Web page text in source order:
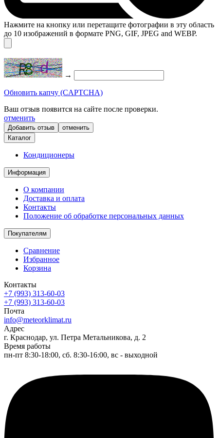
Нажмите на кнопку или перетащите фотографии в эту область
до 10 изображений в формате PNG, GIF, JPEG and WEBP.
→
Обновить капчу (CAPTCHA)
Ваш отзыв появится на сайте после проверки.
отменить
отменить
Каталог
Кондиционеры
Информация
О компании
Доставка и оплата
Контакты
Положение об обработке персональных данных
Покупателям
Сравнение
Избранное
Корзина
Контакты
+7 (993) 313-60-03
+7 (993) 313-60-03
Почта
info@meteorklimat.ru
Адрес
г. Краснодар, ул. Петра Метальникова, д. 2
Время работы
пн-пт 8:30-18:00, сб. 8:30-16:00, вс - выходной